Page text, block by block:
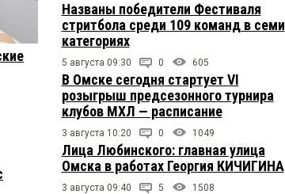
Названы победители Фестиваля
стритбола среди 109 команд в семи
категориях
5 августа 09:30 0 605
В Омске сегодня стартует VI
розыгрыш предсезонного турнира
клубов МХЛ — расписание
3 августа 10:20 0 1049
Лица Любинского: главная улица
Омска в работах Георгия КИЧИГИНА
3 августа 09:40 5 1508